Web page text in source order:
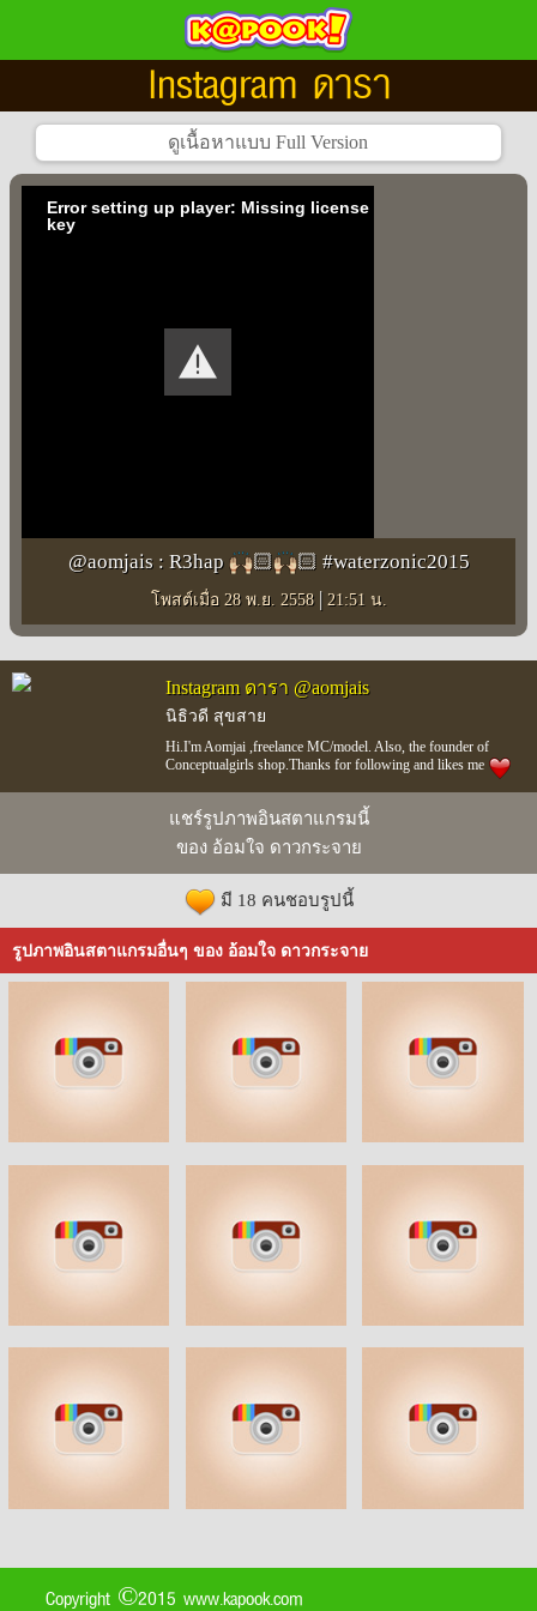
Instagram ดารา
Error setting up player: Missing license
key
@aomjais : R3hap 🏻 🏻 #waterzonic2015
โพสต์เมื่อ 28 พ.ย. 2558 | 21:51 น.
Instagram ดารา @aomjais
นิธิวดี สุขสาย
Hi.I'm Aomjai ,freelance MC/model. Also, the founder of
Conceptualgirls shop.Thanks for following and likes me
แชร์รูปภาพอินสตาแกรมนี้
ของ อ้อมใจ ดาวกระจาย
มี 18 คนชอบรูปนี้
รูปภาพอินสตาแกรมอื่นๆ ของ อ้อมใจ ดาวกระจาย
Copyright ©2015 www.kapook.com